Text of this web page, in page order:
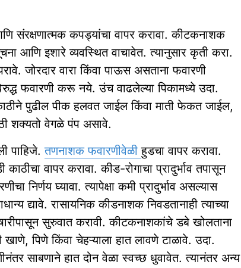
संरक्षणात्मक कपड्यांचा वापर करावा. कीटकनाशक
आणि इशारे व्यवस्थित वाचावेत. त्यानुसार कृती करा.
जोरदार वारा किंवा पाऊस असताना फवारणी
फवारणी करू नये. उंच वाढलेल्या पिकामध्ये उदा.
पुढील पीक हलवत जाईल किंवा माती फेकत जाईल,
शक्यतो वेगळे पंप असावे.
पाहिजे.तणनाशक फवारणीवेळीहुडचा वापर करावा.
वापर करावा. कीड-रोगाचा प्रादुर्भाव तपासून
निर्णय घ्यावा. त्यापेक्षा कमी प्रादुर्भाव असल्यास
द्यावे. रासायनिक कीडनाशक निवडतानाही त्याच्या
सुरुवात करावी. कीटकनाशकांचे डबे खोलताना
पिणे किंवा चेहऱ्याला हात लावणे टाळावे. उदा.
साबणाने हात दोन वेळा स्वच्छ धुवावेत. त्यानंतर अन्य